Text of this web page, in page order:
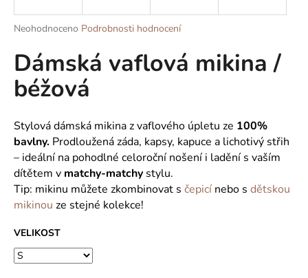
Průměrné
produktu
je
0,0
z
hvězdiček.
Neohodnoceno Podrobnosti hodnocení
Dámská vaflová mikina /
béžová
Stylová dámská mikina z vaflového úpletu ze 100%
bavlny. Prodloužená záda, kapsy, kapuce a lichotivý střih
– ideální na pohodlné celoroční nošení i ladění s vaším
dítětem v matchy-matchy stylu.
Tip: mikinu můžete zkombinovat s čepicí nebo s dětskou
mikinou ze stejné kolekce!
VELIKOST
D
p
o
r
u
č
u
e
m
e